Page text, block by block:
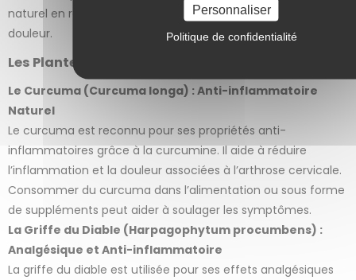
naturel en réduisant l’inflammation et en apaisant la
douleur.
Les Plantes pour Soulager l’Arthrose Cervicale
Le Curcuma (Curcuma longa) : Anti-inflammatoire
Naturel
Le curcuma est reconnu pour ses propriétés anti-
inflammatoires grâce à la curcumine. Il aide à réduire
l’inflammation et la douleur associées à l’arthrose cervicale.
Consommer du curcuma dans l’alimentation ou sous forme
de suppléments peut aider à soulager les symptômes.
La Griffe du Diable (Harpagophytum procumbens) :
Analgésique et Anti-inflammatoire
La griffe du diable est utilisée pour ses effets analgésiques
5 avis
Personnaliser
Politique de confidentialité